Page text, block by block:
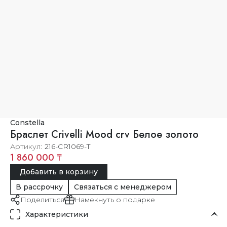
Constella
Браслет Crivelli Mood crv Белое золото
Артикул 216-CR1069-T
1 860 000 ₸
Добавить в корзину
В рассрочку
Связаться с менеджером
Поделиться
Намекнуть о подарке
Характеристики